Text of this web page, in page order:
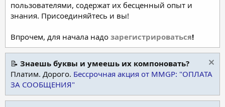
пользователями, содержат их бесценный опыт и
знания. Присоединяйтесь и вы!
Впрочем, для начала надо зарегистрироваться!
📝 Знаешь буквы и умеешь их компоновать?
Платим. Дорого. Бессрочная акция от MMGP: "ОПЛАТА
ЗА СООБЩЕНИЯ"